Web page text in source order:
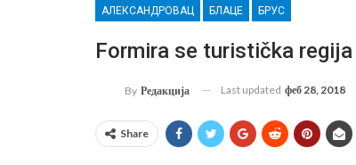
АЛЕКСАНДРОВАЦ БЛАЦЕ БРУС
Formira se turistička
By Редакција Last updated феб 28, 2018
Share